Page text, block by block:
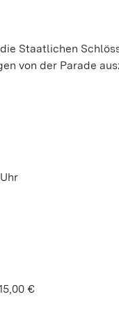
Staatlichen
von der Parade
€